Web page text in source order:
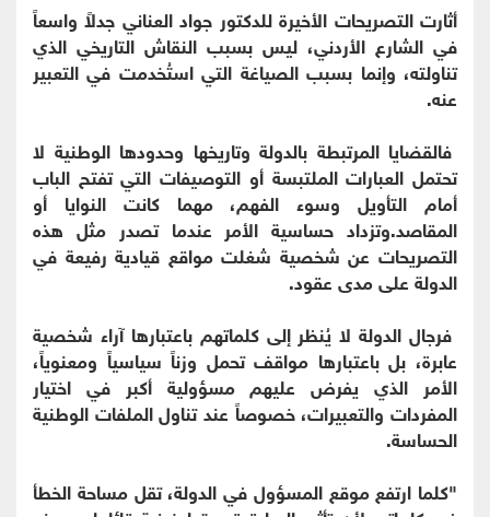
أثارت التصريحات الأخيرة للدكتور جواد العناني جدلاً واسعاً
في الشارع الأردني، ليس بسبب النقاش التاريخي الذي
تناولته، وإنما بسبب الصياغة التي استُخدمت في التعبير
عنه.
فالقضايا المرتبطة بالدولة وتاريخها وحدودها الوطنية لا
تحتمل العبارات الملتبسة أو التوصيفات التي تفتح الباب
أمام التأويل وسوء الفهم، مهما كانت النوايا أو
المقاصد.وتزداد حساسية الأمر عندما تصدر مثل هذه
التصريحات عن شخصية شغلت مواقع قيادية رفيعة في
الدولة على مدى عقود.
فرجال الدولة لا يُنظر إلى كلماتهم باعتبارها آراء شخصية
عابرة، بل باعتبارها مواقف تحمل وزناً سياسياً ومعنوياً،
الأمر الذي يفرض عليهم مسؤولية أكبر في اختيار
المفردات والتعبيرات، خصوصاً عند تناول الملفات الوطنية
الحساسة.
"كلما ارتفع موقع المسؤول في الدولة، تقل مساحة الخطأ